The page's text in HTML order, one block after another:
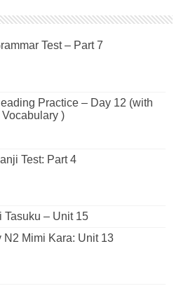
Test – Part 7
Practice – Day 12 (with
)
Test: Part 4
Tasuku – Unit 15
N2 Mimi Kara: Unit 13